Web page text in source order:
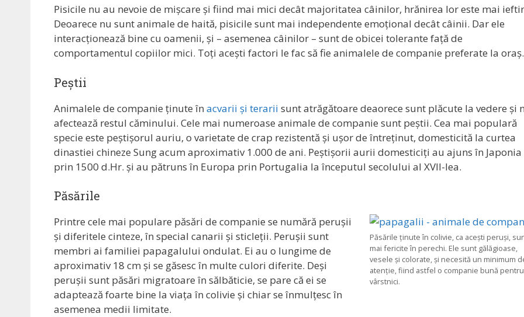
Pisicile nu au nevoie de mișcare și fiind mai mici decât majoritatea câinilor, hrănirea lor este mai
Deoarece nu sunt animale de haită, pisicile sunt mai independente emoțional decât câinii. Dar ele
interacționează bine cu oamenii, și – asemenea câinilor – sunt de obicei tolerante față de
comportamentul copiilor mici. Toți acești factori le fac să fie animalele de companie preferate la oraș.
Peștii
Animalele de companie ținute în acvarii și terarii sunt atrăgătoare deaorece sunt plăcute la vedere și
afectează restul căminului. Cele mai numeroase animale de companie sunt peștii. Cea mai populară
specie este peștișorul auriu, o varietate de crap rezistentă și ușor de întreținut, domesticită la curtea
dinastiei chineze Sung acum aproximativ 1.000 de ani. Peștișorii aurii domesticiți au ajuns în Japonia
prin 1500 d.Hr. și au pătruns în Europa prin Portugalia la începutul secolului al XVII-lea.
Păsările
Păsările ținute în colivie, ca acești peruși,
mai fericite în perechi. Ele sunt gălăgioase,
vesele și colorate, și necesită un minimum
atenție, fiind astfel o companie bună pentru
vârstnici.
Printre cele mai populare păsări de companie se numără perușii
și diferitele cinteze, în special canarii și sticleții. Perușii sunt
membri ai familiei papagalului ondulat. Ei au o lungime de
aproximativ 18 cm și se găsesc în multe culori diferite. Deși
perușii sunt păsări migratoare în sălbăticie, se pare că ei se
adaptează foarte bine la viața în colivie și chiar se înmulțesc în
asemenea medii limitate.